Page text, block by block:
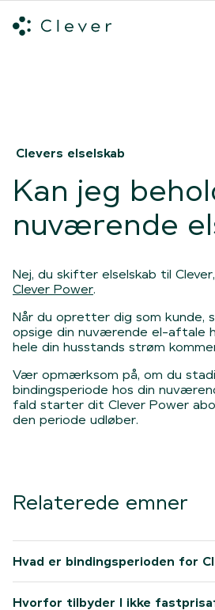
Clevers elselskab
Kan jeg
nuværende
Nej, du skifter elselskab til
Clever Power.
Når du opretter dig som kunde,
opsige din nuværende el-aftale
hele din husstands strøm
Vær opmærksom på, om du
bindingsperiode hos din
fald starter dit Clever Power
den periode udløber.
Relaterede emner
Hvad er bindingsperioden for
Hvorfor tilbyder I ikke